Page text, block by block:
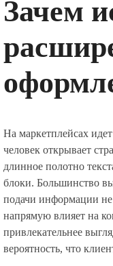
Зачем
На маркетплейсах
человек открывает
длинное полотно
блоки. Большинство
подачи информации не
напрямую влияет на
привлекательнее
вероятность, что